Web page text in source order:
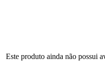
Este produto ainda não possui